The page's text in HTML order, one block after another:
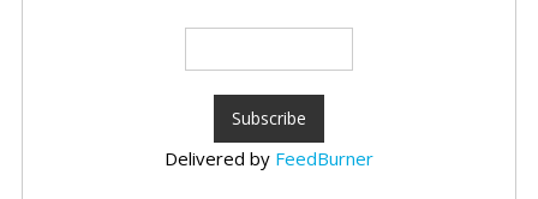
Delivered by FeedBurner